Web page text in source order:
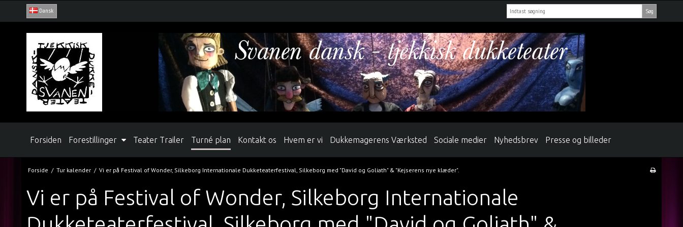
Dansk Søg
Forsiden Forestillinger Teater Trailer Turné plan Kontakt os Hvem er vi Dukkemagerens Værksted Sociale medier Nyhedsbrev Presse og billeder
Forside / Tur kalender / Vi er på Festival of Wonder, Silkeborg Internationale Dukketeaterfestival, Silkeborg med "David og Goliath" & "Kejserens nye klæder".
Vi er på Festival of Wonder, Silkeborg Internationale